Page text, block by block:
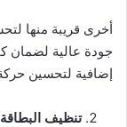
أخرى قريبة منها
جودة عالية لضمان
إضافية لتحسين
تنظيف